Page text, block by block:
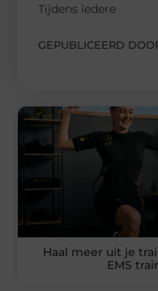
Tijdens iedere
GEPUBLICEERD
Haal meer uit je
EMS